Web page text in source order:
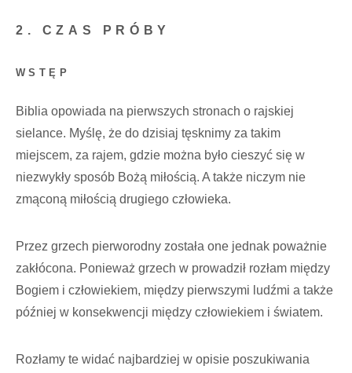
2. CZAS PRÓBY
WSTĘP
Biblia opowiada na pierwszych stronach o rajskiej
sielance. Myślę, że do dzisiaj tęsknimy za takim
miejscem, za rajem, gdzie można było cieszyć się w
niezwykły sposób Bożą miłością. A także niczym nie
zmąconą miłością drugiego człowieka.
Przez grzech pierworodny została one jednak poważnie
zakłócona. Ponieważ grzech w prowadził rozłam między
Bogiem i człowiekiem, między pierwszymi ludźmi a także
później w konsekwencji między człowiekiem i światem.
Rozłamy te widać najbardziej w opisie poszukiwania